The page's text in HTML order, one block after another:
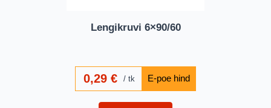
Lengikruvi 6×90/60
0,29€ tk